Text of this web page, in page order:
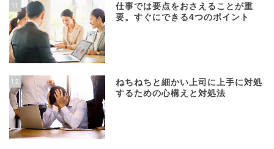
11
仕事では要点をおさえることが重
要。すぐにできる4つのポイント
12
ねちねちと細かい上司に上手に対処
するための心構えと対処法